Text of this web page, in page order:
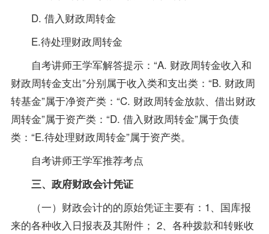
D. 借入财政周转金
E.待处理财政周转金
自考讲师王学军解答提示：“A. 财政周转金收入和
财政周转金支出”分别属于收入类和支出类：“B. 财政周
转基金”属于净资产类：“C. 财政周转金放款、借出财政
周转金”属于资产类：“D. 借入财政周转金”属于负债
类：“E.待处理财政周转金”属于资产类。
自考讲师王学军推荐考点
三、政府财政会计凭证
（一）财政会计的的原始凭证主要有：1、国库报
来的各种收入日报表及其附件； 2、各种拨款和转账收